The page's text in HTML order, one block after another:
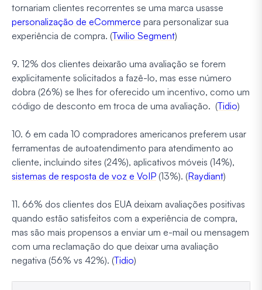
tornariam clientes recorrentes se uma marca usasse
personalização de eCommerce para personalizar sua
experiência de compra. (Twilio Segment)
9. 12% dos clientes deixarão uma avaliação se forem
explicitamente solicitados a fazê-lo, mas esse número
dobra (26%) se lhes for oferecido um incentivo, como um
código de desconto em troca de uma avaliação. (Tidio)
10. 6 em cada 10 compradores americanos preferem usar
ferramentas de autoatendimento para atendimento ao
cliente, incluindo sites (24%), aplicativos móveis (14%),
sistemas de resposta de voz e VoIP (13%). (Raydiant)
11. 66% dos clientes dos EUA deixam avaliações positivas
quando estão satisfeitos com a experiência de compra,
mas são mais propensos a enviar um e-mail ou mensagem
com uma reclamação do que deixar uma avaliação
negativa (56% vs 42%). (Tidio)